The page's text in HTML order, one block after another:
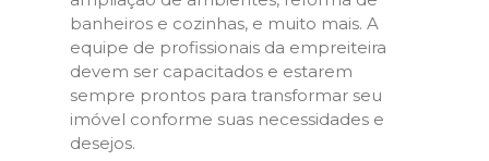
banheiros e cozinhas, e muito mais. A
equipe de profissionais da empreiteira
devem ser capacitados e estarem
sempre prontos para transformar seu
imóvel conforme suas necessidades e
desejos.